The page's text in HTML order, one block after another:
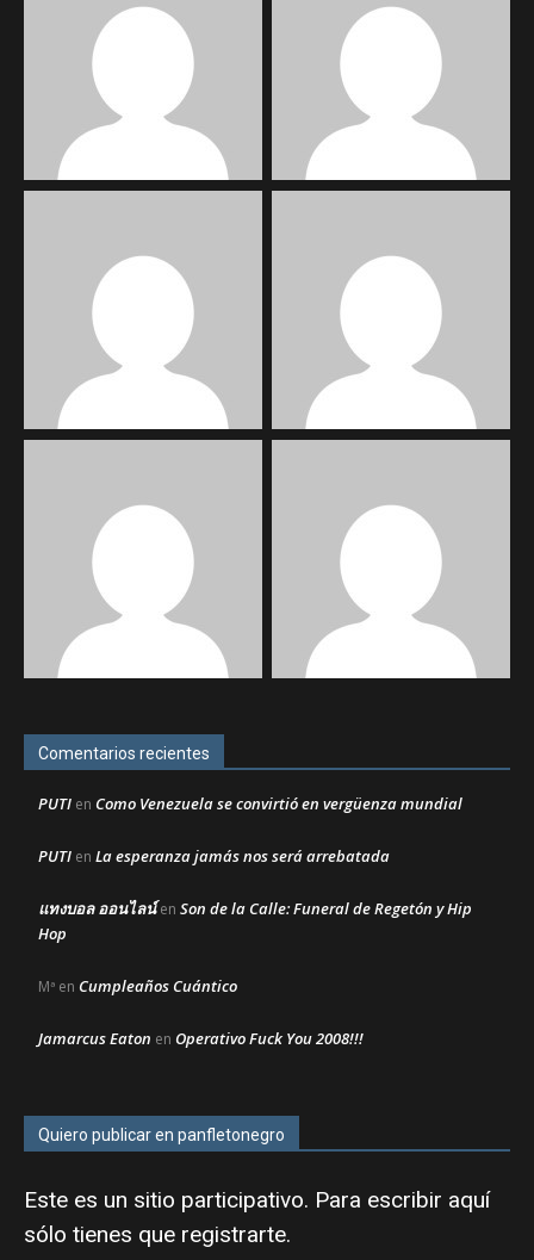
Comentarios recientes
PUTI en Como Venezuela se convirtió en vergüenza mundial
PUTI en La esperanza jamás nos será arrebatada
แทงบอล ออนไลน์en Son de la Calle: Funeral de Regetón y Hip
Hop
Mª en Cumpleaños Cuántico
Jamarcus Eaton en Operativo Fuck You 2008!!!
Quiero publicar en panfletonegro
Este es un sitio participativo. Para escribir aquí
sólo tienes que registrarte.